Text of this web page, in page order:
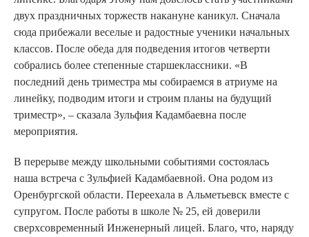
двух праздничных торжеств накануне каникул. Сначала
сюда прибежали веселые и радостные ученики начальных
классов. После обеда для подведения итогов четверти
собрались более степенные старшеклассники. «В
последний день триместра мы собираемся в атриуме на
линейку, подводим итоги и строим планы на будущий
триместр», – сказала Зульфия Кадамбаевна после
мероприятия.
В перерыве между школьными событиями состоялась
наша встреча с Зульфией Кадамбаевной. Она родом из
Оренбургской области. Переехала в Альметьевск вместе с
супругом. После работы в школе № 25, ей доверили
сверхсовременный Инженерный лицей. Благо, что, наряду